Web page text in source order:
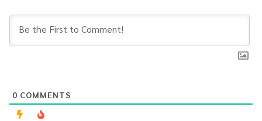
0 COMMENTS